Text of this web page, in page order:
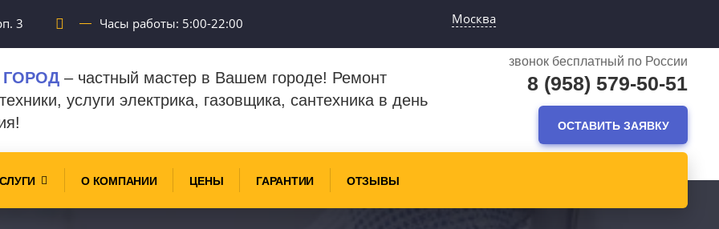
3 Часы работы: 5:00-22:00 Москва
– частный мастер в Вашем городе! Ремонт
услуги электрика, газовщика, сантехника в день
звонок бесплатный по России
8 (958) 579-50-51
ОСТАВИТЬ ЗАЯВКУ
О КОМПАНИИ ЦЕНЫ ГАРАНТИИ ОТЗЫВЫ